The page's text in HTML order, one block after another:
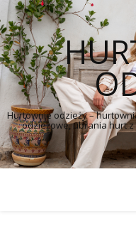
Hurtownie odzieży –
odzieżowe, ubrania hurt z